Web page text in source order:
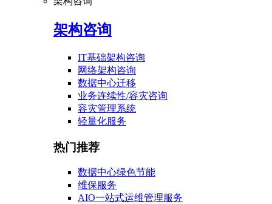
架构咨询
IT基础架构咨询
网络架构咨询
数据中心迁移
业务连续性/容灾咨询
容灾管理系统
轻量化服务
热门推荐
数据中心绿色节能
维保服务
AIO一站式运维管理服务